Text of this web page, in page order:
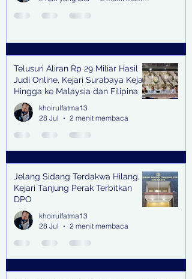
Telusuri Aliran Rp 29 Miliar Hasil
Judi Online, Kejari Surabaya Kejar
Hingga ke Malaysia dan Filipina
khoirulfatma13
28 Jul
2 menit membaca
Jelang Sidang Terdakwa Hilang,
Kejari Tanjung Perak Terbitkan
DPO
khoirulfatma13
28 Jul
2 menit membaca